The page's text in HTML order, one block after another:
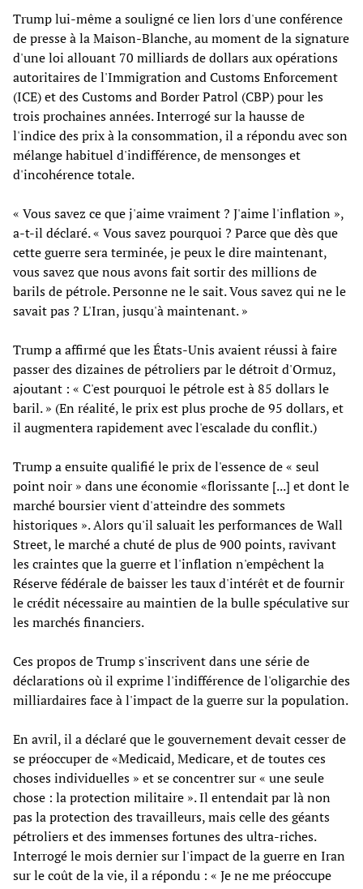
Trump lui-même a souligné ce lien lors d'une conférence
de presse à la Maison-Blanche, au moment de la signature
d'une loi allouant 70 milliards de dollars aux opérations
autoritaires de l'Immigration and Customs Enforcement
(ICE) et des Customs and Border Patrol (CBP) pour les
trois prochaines années. Interrogé sur la hausse de
l'indice des prix à la consommation, il a répondu avec son
mélange habituel d'indifférence, de mensonges et
d'incohérence totale.
« Vous savez ce que j'aime vraiment ? J'aime l'inflation »,
a-t-il déclaré. « Vous savez pourquoi ? Parce que dès que
cette guerre sera terminée, je peux le dire maintenant,
vous savez que nous avons fait sortir des millions de
barils de pétrole. Personne ne le sait. Vous savez qui ne le
savait pas ? L'Iran, jusqu'à maintenant. »
Trump a affirmé que les États-Unis avaient réussi à faire
passer des dizaines de pétroliers par le détroit d'Ormuz,
ajoutant : « C'est pourquoi le pétrole est à 85 dollars le
baril. » (En réalité, le prix est plus proche de 95 dollars, et
il augmentera rapidement avec l'escalade du conflit.)
Trump a ensuite qualifié le prix de l'essence de « seul
point noir » dans une économie «florissante [...] et dont le
marché boursier vient d'atteindre des sommets
historiques ». Alors qu'il saluait les performances de Wall
Street, le marché a chuté de plus de 900 points, ravivant
les craintes que la guerre et l'inflation n'empêchent la
Réserve fédérale de baisser les taux d'intérêt et de fournir
le crédit nécessaire au maintien de la bulle spéculative sur
les marchés financiers.
Ces propos de Trump s'inscrivent dans une série de
déclarations où il exprime l'indifférence de l'oligarchie des
milliardaires face à l'impact de la guerre sur la population.
En avril, il a déclaré que le gouvernement devait cesser de
se préoccuper de «Medicaid, Medicare, et de toutes ces
choses individuelles » et se concentrer sur « une seule
chose : la protection militaire ». Il entendait par là non
pas la protection des travailleurs, mais celle des géants
pétroliers et des immenses fortunes des ultra-riches.
Interrogé le mois dernier sur l'impact de la guerre en Iran
sur le coût de la vie, il a répondu : « Je ne me préoccupe